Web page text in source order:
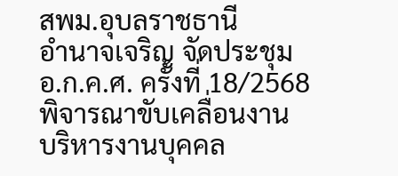
สพม.อุบลราชธานี
อำนาจเจริญ จัดประชุม
อ.ก.ค.ศ. ครั้งที่ 18/2568
พิจารณาขับเคลื่อนงาน
บริหารงานบุคคล